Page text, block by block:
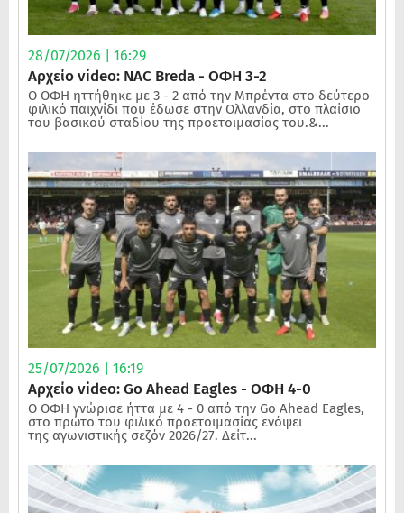
28/07/2026 | 16:29
Αρχείο video: NAC Breda - ΟΦΗ 3-2
Ο ΟΦΗ ηττήθηκε με 3 - 2 από την Μπρέντα στο δεύτερο
φιλικό παιχνίδι που έδωσε στην Ολλανδία, στο πλαίσιο
του βασικού σταδίου της προετοιμασίας του.&...
25/07/2026 | 16:19
Αρχείο video: Go Ahead Eagles - ΟΦΗ 4-0
Ο ΟΦΗ γνώρισε ήττα με 4 - 0 από την Go Ahead Eagles,
στο πρώτο του φιλικό προετοιμασίας ενόψει
της αγωνιστικής σεζόν 2026/27. Δείτ...